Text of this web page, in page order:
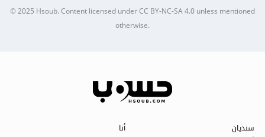
© 2025Hsoub.Content licensed underCC BY-NC-SA 4.0unless mentioned
otherwise.